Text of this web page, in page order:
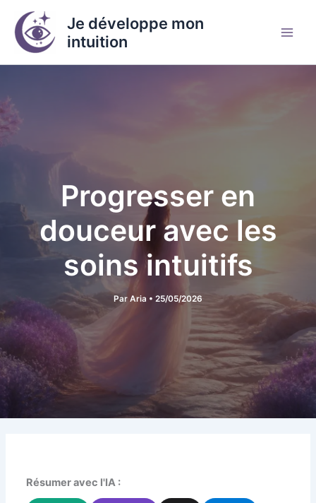
contenu
Je développe mon
intuition
Progresser en
douceur avec les
soins intuitifs
Par Aria • 25/05/2026
Résumer avec l'IA :